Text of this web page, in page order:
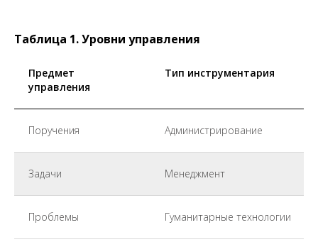
Таблица 1. Уровни управления
Предмет
управления
Тип инструментария
Поручения Администрирование
Задачи Менеджмент
Проблемы Гуманитарные технологии